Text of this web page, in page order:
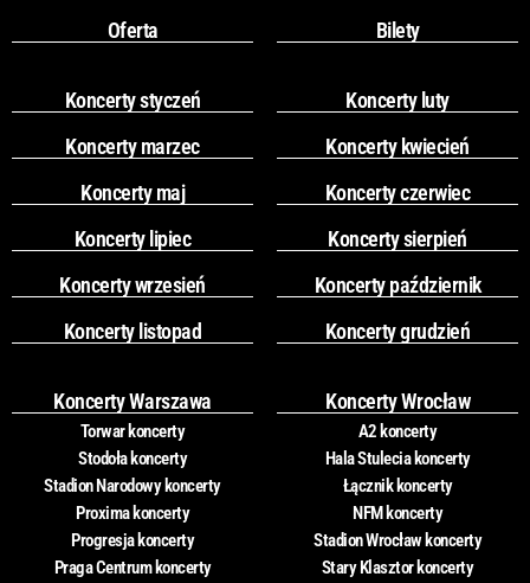
Oferta
Bilety
Koncerty styczeń
Koncerty luty
Koncerty marzec
Koncerty kwiecień
Koncerty maj
Koncerty czerwiec
Koncerty lipiec
Koncerty sierpień
Koncerty wrzesień
Koncerty październik
Koncerty listopad
Koncerty grudzień
Koncerty Warszawa
Torwar koncerty
Stodoła koncerty
Stadion Narodowy koncerty
Proxima koncerty
Progresja koncerty
Praga Centrum koncerty
Koncerty Wrocław
A2 koncerty
Hala Stulecia koncerty
Łącznik koncerty
NFM koncerty
Stadion Wrocław koncerty
Stary Klasztor koncerty